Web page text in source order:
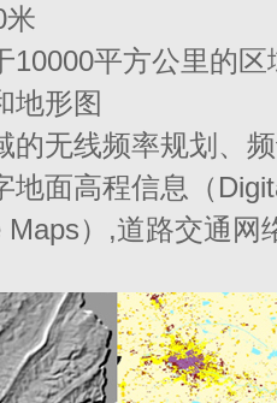
米
10000平方公里的区
地形图
的无线频率规划、
地面高程信息（
Maps）,道路交通